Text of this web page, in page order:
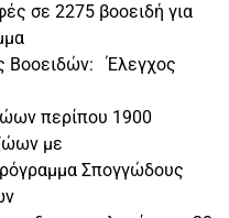
σε 2275 βοοειδή για
Βοοειδών: Έλεγχος
περίπου 1900
με
Σπογγώδους